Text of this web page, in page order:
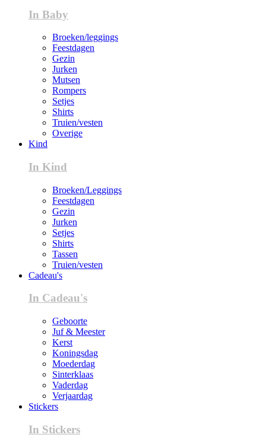
In Baby
Broeken/leggings
Feestdagen
Gezin
Jurken
Mutsen
Rompers
Setjes
Shirts
Truien/vesten
Overige
Kind
In Kind
Broeken/Leggings
Feestdagen
Gezin
Jurken
Setjes
Shirts
Tassen
Truien/vesten
Cadeau's
In Cadeau's
Geboorte
Juf & Meester
Kerst
Koningsdag
Moederdag
Sinterklaas
Vaderdag
Verjaardag
Stickers
In Stickers